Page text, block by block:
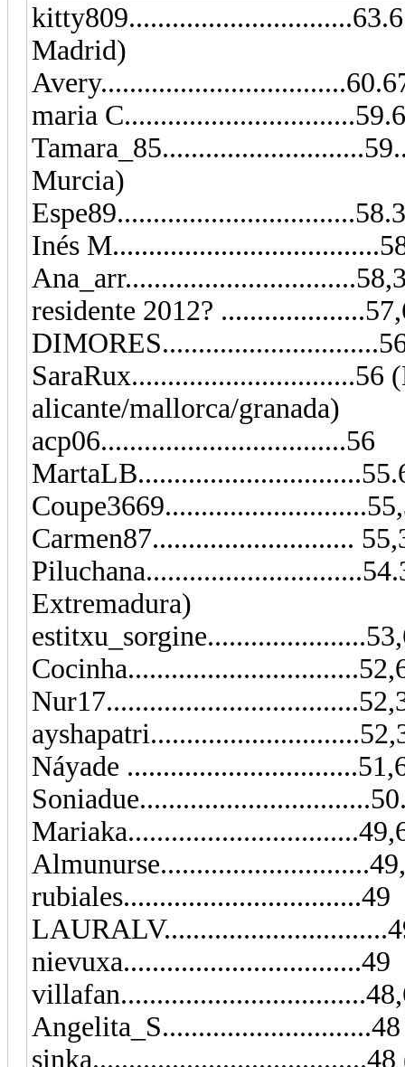
Madrid)
maria
Murcia)
Inés
residente 2012?
SaraRux...............................56
alicante/mallorca/granada)
acp06..................................56
Carmen87............................
Extremadura)
Náyade
rubiales.................................49
nievuxa.................................49